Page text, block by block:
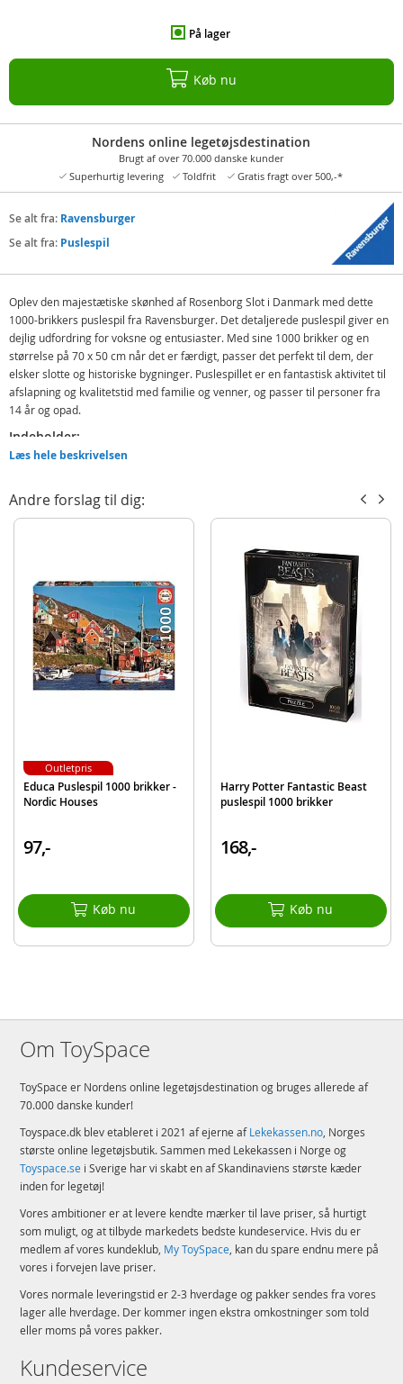
På lager
Køb nu
Nordens online legetøjsdestination
Brugt af over 70.000 danske kunder
Superhurtig levering
Toldfrit Gratis fragt over 500,-*
Se alt fra: Ravensburger
Se alt fra: Puslespil
Oplev den majestætiske skønhed af Rosenborg Slot i Danmark med dette
1000-brikkers puslespil fra Ravensburger. Det detaljerede puslespil giver en
dejlig udfordring for voksne og entusiaster. Med sine 1000 brikker og en
størrelse på 70 x 50 cm når det er færdigt, passer det perfekt til dem, der
elsker slotte og historiske bygninger. Puslespillet er en fantastisk aktivitet til
afslapning og kvalitetstid med familie og venner, og passer til personer fra
14 år og opad.
Indeholder:
Ravensburger Puslespil - Rosenborg Slot
Detaljer:
Antal brikker: 1000
Model
4005555013365
Mærke
Læs hele beskrivelsen
Andre forslag til dig:
Educa Puslespil 1000 brikker -
Nordic Houses
97,-
Køb nu
Outletpris
Harry Potter Fantastic Beast
puslespil 1000 brikker
168,-
Køb nu
Om ToySpace
ToySpace er Nordens online legetøjsdestination og bruges allerede af
70.000 danske kunder!
Toyspace.dk blev etableret i 2021 af ejerne afLekekassen.no, Norges
største online legetøjsbutik. Sammen med Lekekassen i Norge og
Toyspace.se i Sverige har vi skabt en af Skandinaviens største kæder
inden for legetøj!
Vores ambitioner er at levere kendte mærker til lave priser, så hurtigt
som muligt, og at tilbyde markedets bedste kundeservice. Hvis du er
medlem af vores kundeklub, My ToySpace, kan du spare endnu mere på
vores i forvejen lave priser.
Vores normale leveringstid er 2-3 hverdage og pakker sendes fra vores
lager alle hverdage. Der kommer ingen ekstra omkostninger som told
eller moms på vores pakker.
Kundeservice